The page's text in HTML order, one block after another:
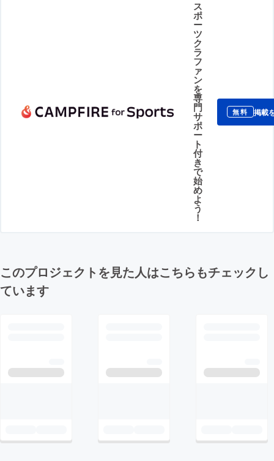
ス
ポ
ー
ツ
ク
ラ
フ
ァ
ン
を
専
門
サ
ポ
ー
ト
付
き
で
始
め
よ
う
！
無料 掲載
このプロジェクトを見た人はこちらもチェックし
ています